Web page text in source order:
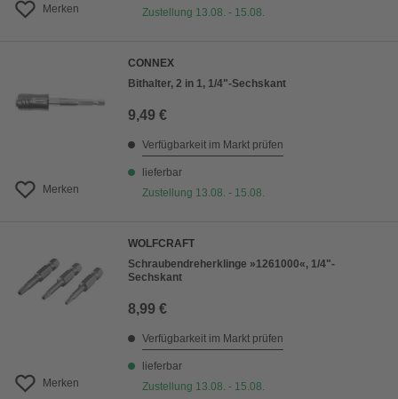
Merken Zustellung 13.08. - 15.08.
Merken
CONNEX
Bithalter, 2 in 1, 1/4"-Sechskant
9,49 €
Verfügbarkeit im Markt prüfen
lieferbar
Zustellung 13.08. - 15.08.
Merken
WOLFCRAFT
Schraubendreherklinge »1261000«, 1/4"-
Sechskant
8,99 €
Verfügbarkeit im Markt prüfen
lieferbar
Zustellung 13.08. - 15.08.